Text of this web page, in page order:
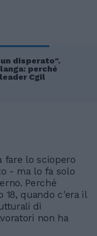
disperato".
perché
Cgil
fare lo sciopero
- ma lo fa solo
Perché
18, quando c'era il
di
non ha